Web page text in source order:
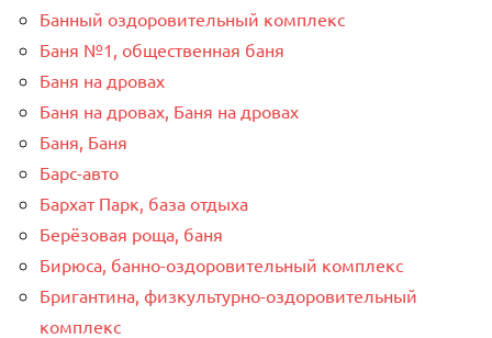
Банный оздоровительный комплекс
Баня №1, общественная баня
Баня на дровах
Баня на дровах, Баня на дровах
Баня, Баня
Барс-авто
Бархат Парк, база отдыха
Берёзовая роща, баня
Бирюса, банно-оздоровительный комплекс
Бригантина, физкультурно-оздоровительный
комплекс